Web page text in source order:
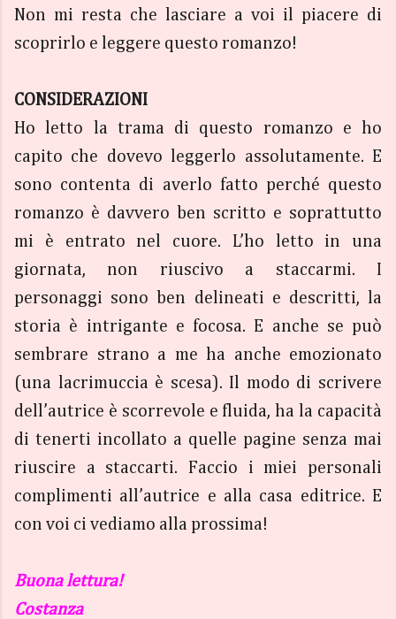
Non mi resta che lasciare a voi il piacere di
scoprirlo e leggere questo romanzo!
CONSIDERAZIONI
Ho letto la trama di questo romanzo e ho
capito che dovevo leggerlo assolutamente. E
sono contenta di averlo fatto perché questo
romanzo è davvero ben scritto e soprattutto
mi è entrato nel cuore. L’ho letto in una
giornata, non riuscivo a staccarmi. I
personaggi sono ben delineati e descritti, la
storia è intrigante e focosa. E anche se può
sembrare strano a me ha anche emozionato
(una lacrimuccia è scesa). Il modo di scrivere
dell’autrice è scorrevole e fluida, ha la capacità
di tenerti incollato a quelle pagine senza mai
riuscire a staccarti. Faccio i miei personali
complimenti all’autrice e alla casa editrice. E
con voi ci vediamo alla prossima!
Buona lettura!
Costanza